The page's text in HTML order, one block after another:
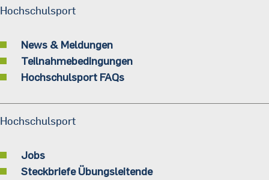
Hochschulsport
News & Meldungen
Teilnahmebedingungen
Hochschulsport FAQs
Hochschulsport
Jobs
Steckbriefe Übungsleitende